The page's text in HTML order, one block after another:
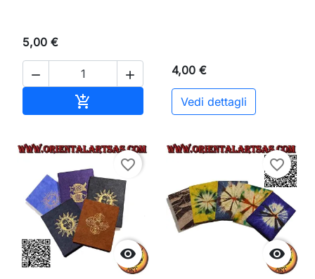
5,00 €
 
 Aggiungi al carrello
4,00 €
Vedi dettagli

favorite_border

favorite_border